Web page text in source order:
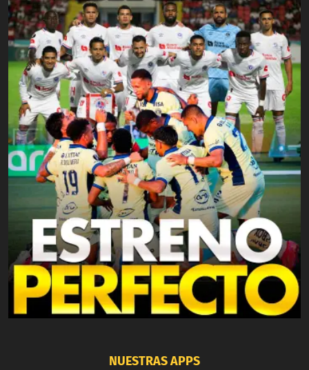
NUESTRAS APPS